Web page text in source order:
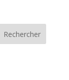
Rechercher